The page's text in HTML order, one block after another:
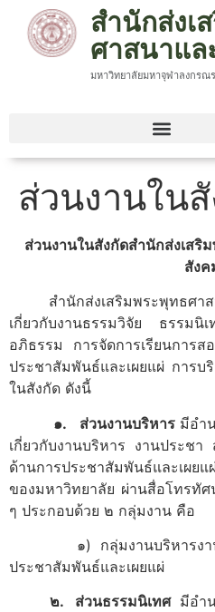
สำนักส่งเ
ศาสนาแล
มหาวิทยาลัยมหาจุฬาลงกรณ
ส่วนงานใน
ส่วนงานในสังกัดสำนักส่งเสริ
สังค
สำนักส่งเสริมพระพุทธศาส
เกี่ยวกับงานธรรมวิจัย ธรรมนิ
อภิธรรม การจัดการเรียนการ
ประชาสัมพันธ์และเผยแผ่ การ
ในสังกัด ดังนี้
๑. ส่วนงานบริหารมีอำ
เกี่ยวกับงานบริหาร งานประช
ด้านการประชาสัมพันธ์และเผย
ของมหาวิทยาลัย ผ่านสื่อโทรทัศ
ๆ ประกอบด้วย ๒ กลุ่มงาน คือ
๑) กลุ่มงานบริหารงา
ประชาสัมพันธ์และเผยแผ่
๒. ส่วนธรรมนิเทศมีอำน